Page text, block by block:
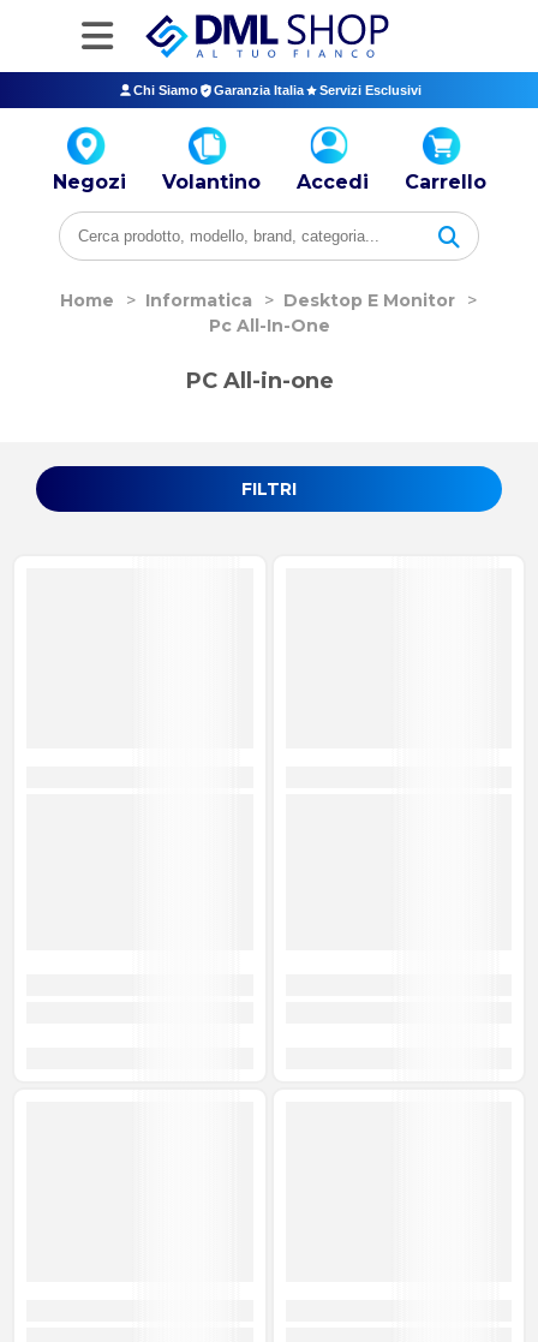
Chi Siamo Garanzia Italia Servizi Esclusivi
Negozi Volantino Accedi Carrello
Home > Informatica > Desktop E Monitor
>
Pc All-In-One
FILTRI
PC All-in-one